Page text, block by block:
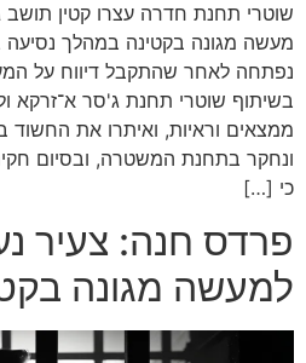
שוטרי תחנת חדרה עצרו קטין
מעשה מגונה בקטינה במהלך נסיעה
נפתחה לאחר שהתקבל דיווח על
בשיתוף שוטרי תחנת ג'סר א־זרקא
ממצאים וראיות, ואיתרו את החשוד
ונחקר בתחנת המשטרה, ובסיום
כי […]
פרדס חנה: צעיר
למעשה מגונה